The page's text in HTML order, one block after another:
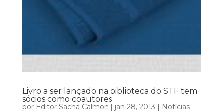
Livro a ser lançado na biblioteca do STF tem
sócios como coautores
por Editor Sacha Calmon jan 28, 2013 Notícias